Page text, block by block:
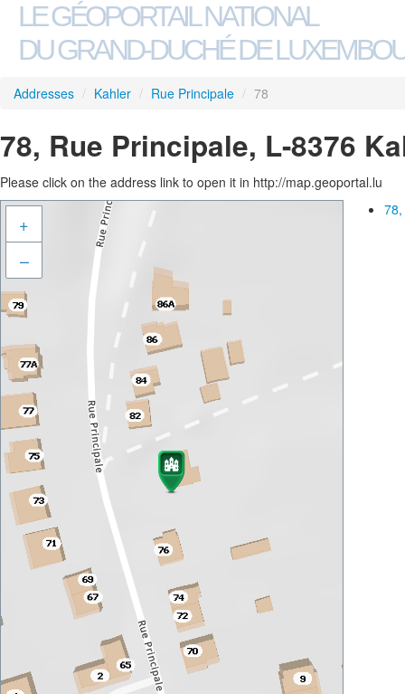
LE GÉOPORTAIL NATIONAL
DU GRAND-DUCHÉ DE
Addresses / Kahler / Rue Principale / 78
78, Rue Principale, L-8376
Please click on the address link to open it in http://map.geoportal.lu
+
–